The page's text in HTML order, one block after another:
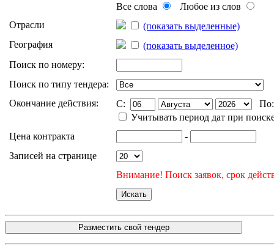
Все слова
Любое из слов
Отрасли
(показать выделенные)
География
(показать выделенное)
Поиск по номеру:
Поиск по типу тендера:
Окончание действия:
C:
Учитывать период дат при
Цена контракта
-
Записей на странице
Внимание! Поиск заявок, срок
Разместить свой тендер